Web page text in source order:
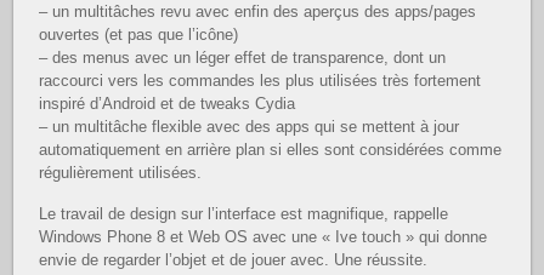
– un multitâches revu avec enfin des aperçus des apps/pages
ouvertes (et pas que l’icône)
– des menus avec un léger effet de transparence, dont un
raccourci vers les commandes les plus utilisées très fortement
inspiré d’Android et de tweaks Cydia
– un multitâche flexible avec des apps qui se mettent à jour
automatiquement en arrière plan si elles sont considérées comme
régulièrement utilisées.
Le travail de design sur l’interface est magnifique, rappelle
Windows Phone 8 et Web OS avec une « Ive touch » qui donne
envie de regarder l’objet et de jouer avec. Une réussite.